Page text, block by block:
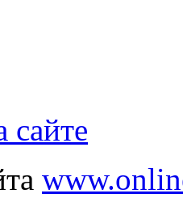
сайте